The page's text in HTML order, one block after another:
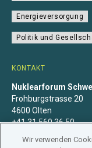
KONTAKT
Nuklearforum
Frohburgstrasse 20
4600 Olten
+41 31 560 36 50
Energieversorgung
Politik und
Wir verwenden